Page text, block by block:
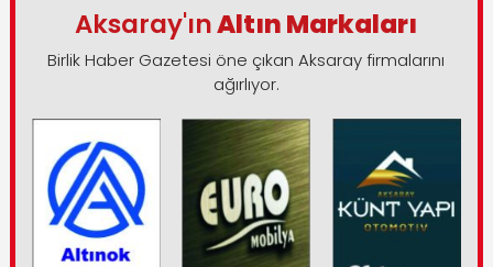
Aksaray'ınAltın Markaları
Birlik Haber Gazetesi öne çıkan Aksaray firmalarını
ağırlıyor.